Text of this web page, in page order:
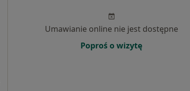
Umawianie online nie jest dostępne
Poproś o wizytę